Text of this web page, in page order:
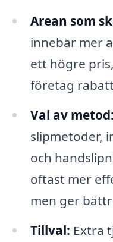
Arean som
innebär mer
ett högre
företag
Val av metod:
slipmetoder,
och
oftast mer
men ger
Tillval: Extra